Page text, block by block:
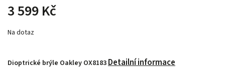
3 599 Kč
Na dotaz
Dioptrické brýle Oakley OX8183 Detailní informace